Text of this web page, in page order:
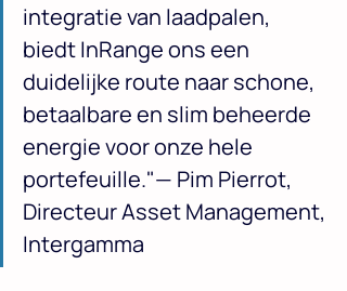
integratie van laadpalen,
biedt InRange ons een
duidelijke route naar schone,
betaalbare en slim beheerde
energie voor onze hele
portefeuille."— Pim Pierrot,
Directeur Asset Management,
Intergamma